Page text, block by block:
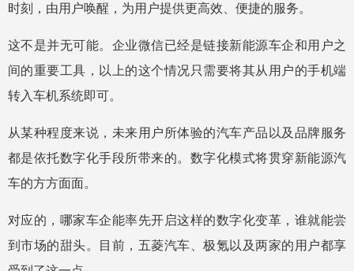
时刻，由用户唤醒，为用户提供更高效、便捷的服务。
这不是并无可能。企业微信已经是链接新能源车企和用户之
间的重要工具，以上的这个情况只需要将其从用户的手机端
转入车机系统即可。
从某种程度来说，未来用户所体验的汽车产品以及品牌服务
都是依托数字化手段所带来的。数字化模式将贯穿新能源汽
车的方方面面。
对应的，哪家车企能率先开启这样的数字化变革，谁就能尝
到市场的甜头。目前，五菱汽车、极氪以及两家的用户都享